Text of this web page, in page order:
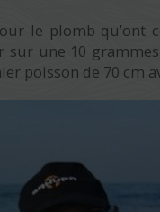
le plomb qu’ont
sur une 10
poisson de 70 cm